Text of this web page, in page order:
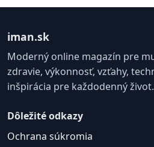
iman.sk
Moderný online magazín pre
zdravie, výkonnosť, vzťahy,
inšpirácia pre každodenný život.
Dôležité odkazy
Ochrana súkromia